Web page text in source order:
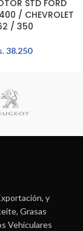
STD FORD
/ CHEVROLET
/ 350
38.250
y
Grasas
Vehiculares